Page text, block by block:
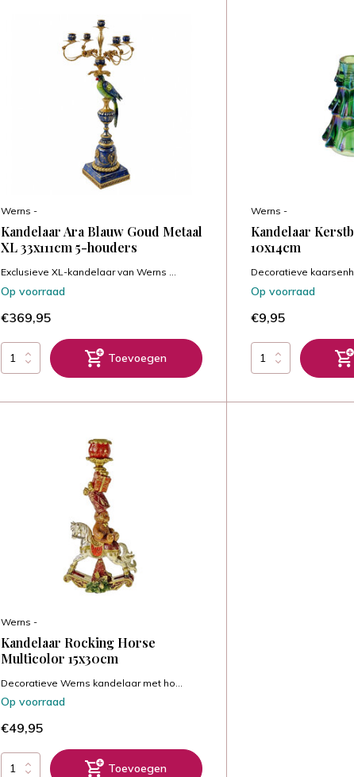
Werns -
Kandelaar Ara Blauw Goud Metaal
XL 33x111cm 5-houders
Exclusieve XL-kandelaar van Werns ...
Op voorraad
€369,95
Toevoegen
Werns -
Kandelaar
10x14cm
Decoratieve
Op voorraad
€9,95
Werns -
Kandelaar Rocking Horse
Multicolor 15x30cm
Decoratieve Werns kandelaar met ho...
Op voorraad
€49,95
Toevoegen